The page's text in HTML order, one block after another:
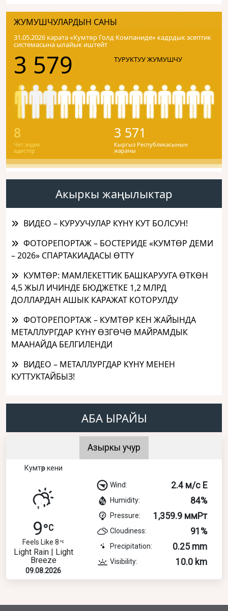
ЖУМУШЧУЛАРДЫН САНЫ
31.05.2026 карата «Кумтɵр Голд Компаниде» кадрдык эсептик
системасына ылайык иштейт
3 579 ТУРУКТУУ ЖУМУШЧУ
8
Чет элдик
адистер
3 571
Кыргыз Республикасынын
жараны
Акыркы жаңылыктар
ВИДЕО – КУРУУЧУЛАР КҮНҮ КУТ БОЛСУН!
ФОТОРЕПОРТАЖ – БОСТЕРИДЕ «КУМТӨР ДЕМИ
– 2026» СПАРТАКИАДАСЫ ӨТТҮ
КУМТӨР: МАМЛЕКЕТТИК БАШКАРУУГА ӨТКӨН
4,5 ЖЫЛ ИЧИНДЕ БЮДЖЕТКЕ 1,2 МЛРД
ДОЛЛАРДАН АШЫК КАРАЖАТ КОТОРУЛДУ
ФОТОРЕПОРТАЖ – КУМТӨР КЕН ЖАЙЫНДА
МЕТАЛЛУРГДАР КҮНҮ ӨЗГӨЧӨ МАЙРАМДЫК
МААНАЙДА БЕЛГИЛЕНДИ
ВИДЕО – МЕТАЛЛУРГДАР КҮНҮ МЕНЕН
КУТТУКТАЙБЫЗ!
АБА ЫРАЙЫ
Азыркы учур
Кумтөр кени
9
Feels Like 8
Light Rain | Light
Breeze
09.08.2026
Wind: 2.4 м/с E
Humidity: 84%
Pressure: 1,359.9 ммРт
Cloudiness: 91%
Precipitation: 0.25 mm
Visibility: 10.0 km